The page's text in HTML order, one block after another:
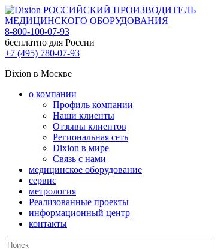
РОССИЙСКИЙ ПРОИЗВОДИТЕЛЬ
МЕДИЦИНСКОГО ОБОРУДОВАНИЯ
8-800-100-07-93
бесплатно для России
+7 (495) 780-07-93
Dixion в Москве
о компании
Профиль компании
Наши клиенты
Отзывы клиентов
Региональная сеть
Dixion в мире
Связь с нами
медицинское оборудование
сервис
метрология
Реализованные проекты
информационный центр
контакты